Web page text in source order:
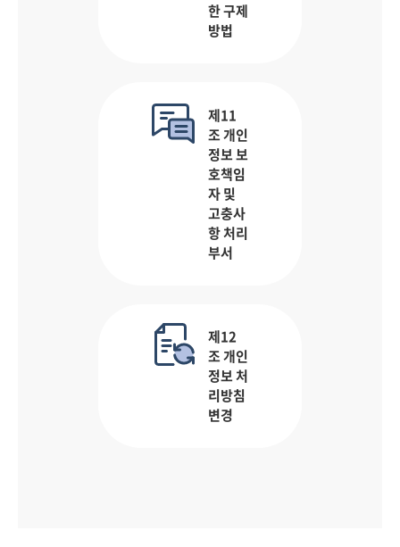
한 구제
방법
제11
조 개인
정보 보
호책임
자 및
고충사
항 처리
부서
제12
조 개인
정보 처
리방침
변경